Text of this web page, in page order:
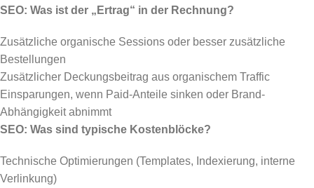
SEO: Was ist der „Ertrag“ in der Rechnung?
Zusätzliche organische Sessions oder besser zusätzliche
Bestellungen
Zusätzlicher Deckungsbeitrag aus organischem Traffic
Einsparungen, wenn Paid-Anteile sinken oder Brand-
Abhängigkeit abnimmt
SEO: Was sind typische Kostenblöcke?
Technische Optimierungen (Templates, Indexierung, interne
Verlinkung)